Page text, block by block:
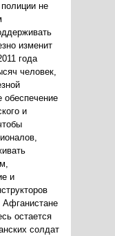
не
изменит
года
человек,
обеспечение
и
и
остается
солдат